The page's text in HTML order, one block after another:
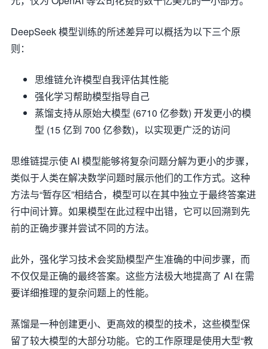
DeepSeek 模型训练的所述差异可以概括为以下三个原
则：
思维链允许模型自我评估其性能
强化学习帮助模型指导自己
蒸馏支持从原始大模型 (6710 亿参数) 开发更小的模
型 (15 亿到 700 亿参数)，以实现更广泛的访问
思维链提示使 AI 模型能够将复杂问题分解为更小的步骤，
类似于人类在解决数学问题时展示他们的工作方式。这种
方法与“暂存区”相结合，模型可以在其中独立于最终答案进
行中间计算。如果模型在此过程中出错，它可以回溯到先
前的正确步骤并尝试不同的方法。
此外，强化学习技术会奖励模型产生准确的中间步骤，而
不仅仅是正确的最终答案。这些方法极大地提高了 AI 在需
要详细推理的复杂问题上的性能。
蒸馏是一种创建更小、更高效的模型的技术，这些模型保
留了较大模型的大部分功能。它的工作原理是使用大型“教